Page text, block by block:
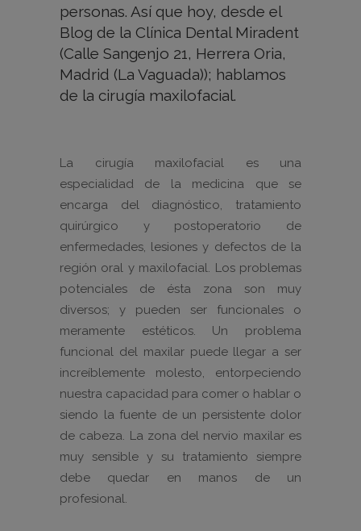
personas. Así que hoy, desde el
Blog de la Clínica Dental Miradent
(Calle Sangenjo 21, Herrera Oria,
Madrid (La Vaguada)); hablamos
de la cirugía maxilofacial.
La cirugía maxilofacial es una
especialidad de la medicina que se
encarga del diagnóstico, tratamiento
quirúrgico y postoperatorio de
enfermedades, lesiones y defectos de la
región oral y maxilofacial. Los problemas
potenciales de ésta zona son muy
diversos; y pueden ser funcionales o
meramente estéticos. Un problema
funcional del maxilar puede llegar a ser
increíblemente molesto, entorpeciendo
nuestra capacidad para comer o hablar o
siendo la fuente de un persistente dolor
de cabeza. La zona del nervio maxilar es
muy sensible y su tratamiento siempre
debe quedar en manos de un
profesional.